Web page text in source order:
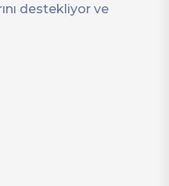
destekliyor ve